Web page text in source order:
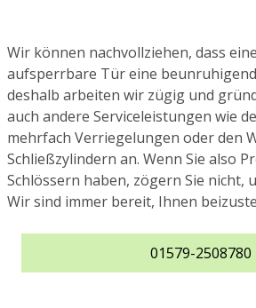
Wir können nachvollziehen, dass
aufsperrbare Tür eine
deshalb arbeiten wir zügig und
auch andere Serviceleistungen wie
mehrfach Verriegelungen oder den
Schließzylindern an. Wenn Sie also
Schlössern haben, zögern Sie nicht,
Wir sind immer bereit, Ihnen
01579-2508780